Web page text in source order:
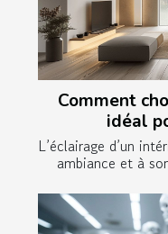
Comment
idéal
L’éclairage d’un
ambiance et à